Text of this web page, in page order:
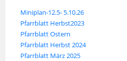
Miniplan-12.5- 5.10.26
Pfarrblatt Herbst2023
Pfarrblatt Ostern
Pfarrblatt Herbst 2024
Pfarrblatt März 2025